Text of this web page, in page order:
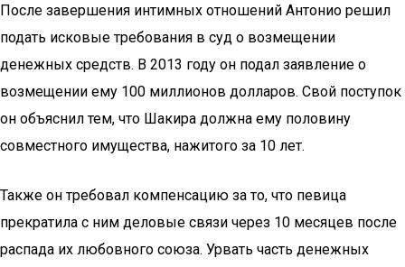
После завершения интимных отношений Антонио решил
подать исковые требования в суд о возмещении
денежных средств. В 2013 году он подал заявление о
возмещении ему 100 миллионов долларов. Свой поступок
он объяснил тем, что Шакира должна ему половину
совместного имущества, нажитого за 10 лет.
Также он требовал компенсацию за то, что певица
прекратила с ним деловые связи через 10 месяцев после
распада их любовного союза. Урвать часть денежных